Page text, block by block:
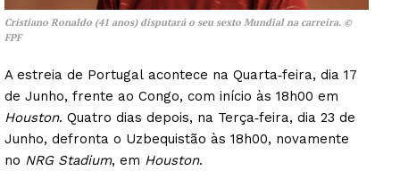
Cristiano Ronaldo (41 anos) disputará o seu sexto Mundial na carreira. ©
FPF
A estreia de Portugal acontece na Quarta‑feira, dia 17
de Junho, frente ao Congo, com início às 18h00 em
Houston. Quatro dias depois, na Terça‑feira, dia 23 de
Junho, defronta o Uzbequistão às 18h00, novamente
no NRG Stadium, em Houston.